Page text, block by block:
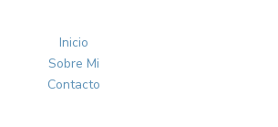
Inicio
Sobre Mi
Contacto